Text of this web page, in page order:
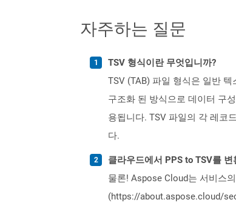
자주하는 질문
TSV 형식이란 무엇입니까?
TSV (TAB) 파일 형식은 일반
구조화 된 방식으로 데이터 구
용됩니다. TSV 파일의 각 레코
다.
클라우드에서 PPS to TSV를
물론! Aspose Cloud는 서비스
(https://about.aspose.cloud/